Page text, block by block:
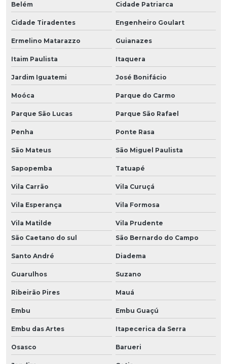
Belém Cidade Patriarca
Cidade Tiradentes Engenheiro Goulart
Ermelino Matarazzo Guianazes
Itaim Paulista Itaquera
Jardim Iguatemi José Bonifácio
Moóca Parque do Carmo
Parque São Lucas Parque São Rafael
Penha Ponte Rasa
São Mateus São Miguel Paulista
Sapopemba Tatuapé
Vila Carrão Vila Curuçá
Vila Esperança Vila Formosa
Vila Matilde
Vila Prudente
São Caetano do sul
São Bernardo do Campo
Santo André Diadema
Guarulhos Suzano
Ribeirão Pires Mauá
Embu Embu Guaçú
Embu das Artes Itapecerica da Serra
Osasco Barueri